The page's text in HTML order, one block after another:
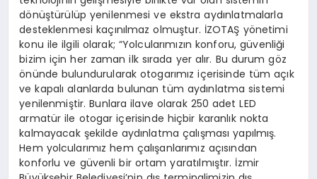
dönüştürülüp yenilenmesi ve ekstra aydınlatmalarla
desteklenmesi kaçınılmaz olmuştur. İZOTAŞ yönetimi
konu ile ilgili olarak; “Yolcularımızın konforu, güvenliği
bizim için her zaman ilk sırada yer alır. Bu durum göz
önünde bulundurularak otogarımız içerisinde tüm açık
ve kapalı alanlarda bulunan tüm aydınlatma sistemi
yenilenmiştir. Bunlara ilave olarak 250 adet LED
armatür ile otogar içerisinde hiçbir karanlık nokta
kalmayacak şekilde aydınlatma çalışması yapılmış.
Hem yolcularımız hem çalışanlarımız açısından
konforlu ve güvenli bir ortam yaratılmıştır. İzmir